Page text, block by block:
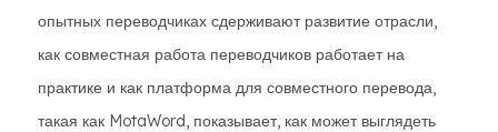
опытных переводчиках сдерживают развитие отрасли,
как совместная работа переводчиков работает на
практике и как платформа для совместного перевода,
такая как MotaWord, показывает, как может выглядеть